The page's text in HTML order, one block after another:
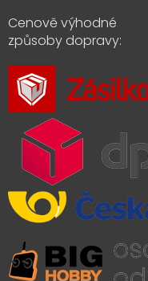
Cenově výhodné
způsoby dopravy: